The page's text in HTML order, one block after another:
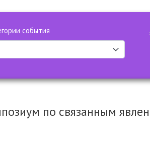
события
по связанным